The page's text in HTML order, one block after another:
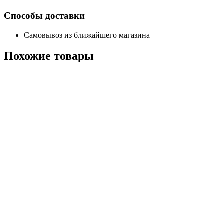
Способы доставки
Самовывоз из ближайшего магазина
Похожие товары